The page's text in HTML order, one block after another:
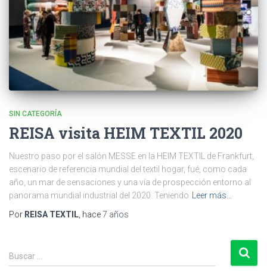
SIN CATEGORÍA
REISA visita HEIM TEXTIL 2020
Nuestro paso por el salón MESSE en la HEIM TEXTIL de Frankfurt,
escenario de referencia mundial del textil hogar, fué, como cada
año, un mar de sensaciones y una vía de prospección entorno al
panorama mundial industrial del 2020. Teniendo
Leer más…
Por REISA TEXTIL , hace7 años
B
u
Buscar …